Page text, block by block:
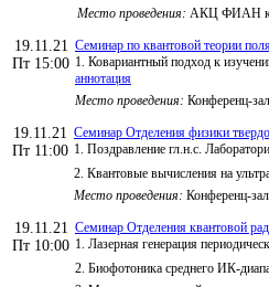
Место проведения: АКЦ ФИАН
19.11.21
Пт 15:00
Семинар по квантовой теории
1. Ковариантный подход к
аннотация
Место проведения: Конференц-
19.11.21
Пт 11:00
Семинар Отделения физики
1. Поздравление гл.н.с.
2. Квантовые вычисления на
Место проведения: Конференц-
19.11.21
Пт 10:00
Семинар Отделения квантовой
1. Лазерная генерация
2. Биофотоника среднего ИК-